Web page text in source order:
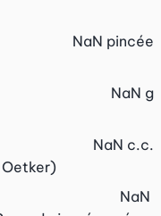
NaN pincée
NaN g
NaN c.c.
NaN